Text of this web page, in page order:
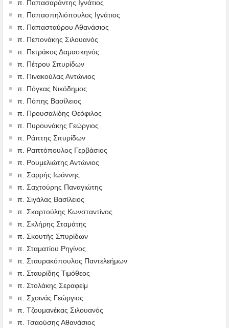
π. Παπασαράντης Ιγνάτιος
π. Παπασπηλιόπουλος Ιγνάτιος
π. Παπασταύρου Αθανάσιος
π. Πεπονάκης Σιλουανός
π. Πετράκος Δαμασκηνός
π. Πέτρου Σπυρίδων
π. Πινακούλας Αντώνιος
π. Πόγκας Νικόδημος
π. Πόπης Βασίλειος
π. Προυσαλίδης Θεόφιλος
π. Πυρουνάκης Γεώργιος
π. Ράπτης Σπυρίδων
π. Ραπτόπουλος Γερβάσιος
π. Ρουμελιώτης Αντώνιος
π. Σαρρής Ιωάννης
π. Σαχτούρης Παναγιώτης
π. Σιγάλας Βασίλειος
π. Σκαρτούλης Κωνσταντίνος
π. Σκλήρης Σταμάτης
π. Σκουτής Σπυρίδων
π. Σταματίου Ρηγίνος
π. Σταυρακόπουλος Παντελεήμων
π. Σταυρίδης Τιμόθεος
π. Στολάκης Σεραφείμ
π. Σχοινάς Γεώργιος
π. Τζουμανέκας Σιλουανός
π. Τσαούσης Αθανάσιος